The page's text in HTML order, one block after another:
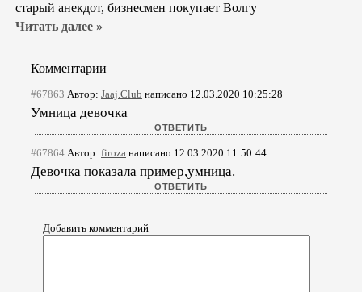
старый анекдот, бизнесмен покупает Волгу
Читать далее »
Комментарии
#67863 Автор: Jaaj.Club написано 12.03.2020 10:25:28
Умница девочка
#67864 Автор: firoza написано 12.03.2020 11:50:44
Девочка показала пример,умница.
Добавить комментарий